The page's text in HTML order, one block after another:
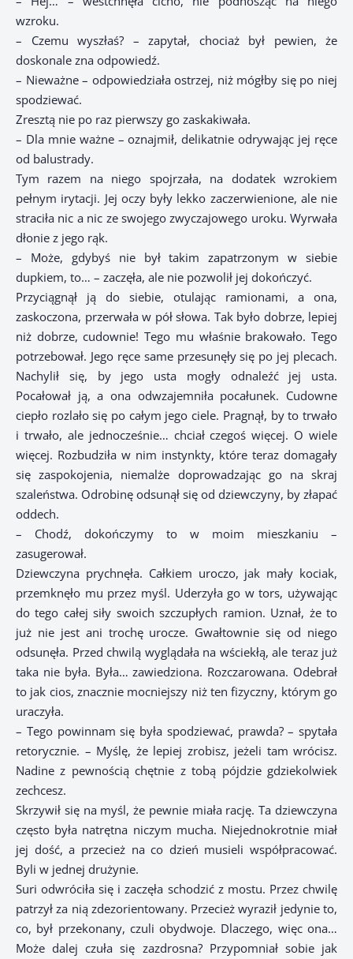
wzroku.
– Czemu wyszłaś? – zapytał, chociaż był pewien, że
doskonale zna odpowiedź.
– Nieważne – odpowiedziała ostrzej, niż mógłby się po niej
spodziewać.
Zresztą nie po raz pierwszy go zaskakiwała.
– Dla mnie ważne – oznajmił, delikatnie odrywając jej ręce
od balustrady.
Tym razem na niego spojrzała, na dodatek wzrokiem
pełnym irytacji. Jej oczy były lekko zaczerwienione, ale nie
straciła nic a nic ze swojego zwyczajowego uroku. Wyrwała
dłonie z jego rąk.
– Może, gdybyś nie był takim zapatrzonym w siebie
dupkiem, to… – zaczęła, ale nie pozwolił jej dokończyć.
Przyciągnął ją do siebie, otulając ramionami, a ona,
zaskoczona, przerwała w pół słowa. Tak było dobrze, lepiej
niż dobrze, cudownie! Tego mu właśnie brakowało. Tego
potrzebował. Jego ręce same przesunęły się po jej plecach.
Nachylił się, by jego usta mogły odnaleźć jej usta.
Pocałował ją, a ona odwzajemniła pocałunek. Cudowne
ciepło rozlało się po całym jego ciele. Pragnął, by to trwało
i trwało, ale jednocześnie… chciał czegoś więcej. O wiele
więcej. Rozbudziła w nim instynkty, które teraz domagały
się zaspokojenia, niemalże doprowadzając go na skraj
szaleństwa. Odrobinę odsunął się od dziewczyny, by złapać
oddech.
– Chodź, dokończymy to w moim mieszkaniu –
zasugerował.
Dziewczyna prychnęła. Całkiem uroczo, jak mały kociak,
przemknęło mu przez myśl. Uderzyła go w tors, używając
do tego całej siły swoich szczupłych ramion. Uznał, że to
już nie jest ani trochę urocze. Gwałtownie się od niego
odsunęła. Przed chwilą wyglądała na wściekłą, ale teraz już
taka nie była. Była… zawiedziona. Rozczarowana. Odebrał
to jak cios, znacznie mocniejszy niż ten fizyczny, którym go
uraczyła.
– Tego powinnam się była spodziewać, prawda? – spytała
retorycznie. – Myślę, że lepiej zrobisz, jeżeli tam wrócisz.
Nadine z pewnością chętnie z tobą pójdzie gdziekolwiek
zechcesz.
Skrzywił się na myśl, że pewnie miała rację. Ta dziewczyna
często była natrętna niczym mucha. Niejednokrotnie miał
jej dość, a przecież na co dzień musieli współpracować.
Byli w jednej drużynie.
Suri odwróciła się i zaczęła schodzić z mostu. Przez chwilę
patrzył za nią zdezorientowany. Przecież wyraził jedynie to,
co, był przekonany, czuli obydwoje. Dlaczego, więc ona…
Może dalej czuła się zazdrosna? Przypomniał sobie jak